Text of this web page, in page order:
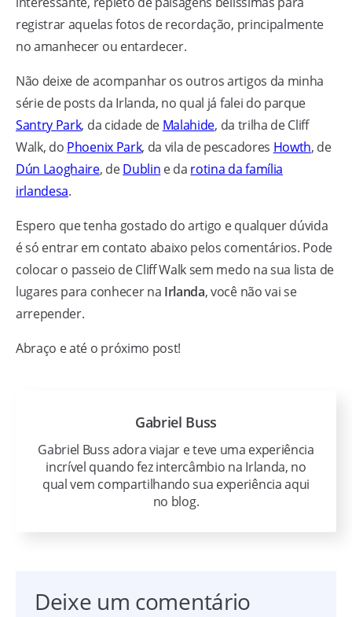
registrar aquelas fotos de recordação, principalmente
no amanhecer ou entardecer.
Não deixe de acompanhar os outros artigos da minha
série de posts da Irlanda, no qual já falei do parque
Santry Park, da cidade de Malahide, da trilha de Cliff
Walk, do Phoenix Park, da vila de pescadores Howth, de
Dún Laoghaire, deDublin e da rotina da família
irlandesa.
Espero que tenha gostado do artigo e qualquer dúvida
é só entrar em contato abaixo pelos comentários. Pode
colocar o passeio de Cliff Walk sem medo na sua lista de
lugares para conhecer na Irlanda, você não vai se
arrepender.
Abraço e até o próximo post!
Gabriel Buss
Gabriel Buss adora viajar e teve uma experiência
incrível quando fez intercâmbio na Irlanda, no
qual vem compartilhando sua experiência aqui
no blog.
Deixe um comentário